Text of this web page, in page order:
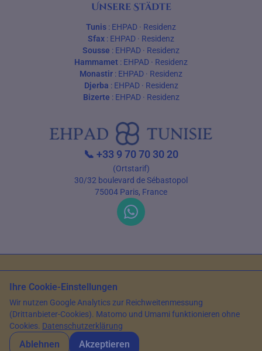
Unsere Städte
Tunis : EHPAD · Residenz
Sfax : EHPAD · Residenz
Sousse : EHPAD · Residenz
Hammamet : EHPAD · Residenz
Monastir : EHPAD · Residenz
Djerba : EHPAD· Residenz
Bizerte : EHPAD· Residenz
📞 +33 9 70 70 30 20
(Ortstarif)
30/32 boulevard de Sébastopol
75004 Paris, France
© 2026 EHPAD Tunisie — Alle Rechte vorbehalten
Artikel verfasst von Farès Bouslama, Präsident von SILVER RESORTS
Aktualisiert am13. Juni 2026
Ihre Cookie-Einstellungen
Wir nutzen Google Analytics zur Reichweitenmessung
(Drittanbieter-Cookies). Matomo und Umami funktionieren ohne
Cookies. Datenschutzerklärung
Ablehnen Akzeptieren